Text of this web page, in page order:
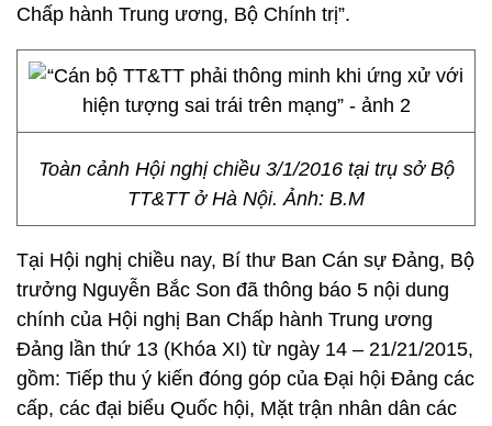
Chấp hành Trung ương, Bộ Chính trị”.
Toàn cảnh Hội nghị chiều 3/1/2016 tại trụ sở Bộ
TT&TT ở Hà Nội. Ảnh: B.M
Tại Hội nghị chiều nay, Bí thư Ban Cán sự Đảng, Bộ
trưởng Nguyễn Bắc Son đã thông báo 5 nội dung
chính của Hội nghị Ban Chấp hành Trung ương
Đảng lần thứ 13 (Khóa XI) từ ngày 14 – 21/21/2015,
gồm: Tiếp thu ý kiến đóng góp của Đại hội Đảng các
cấp, các đại biểu Quốc hội, Mặt trận nhân dân các